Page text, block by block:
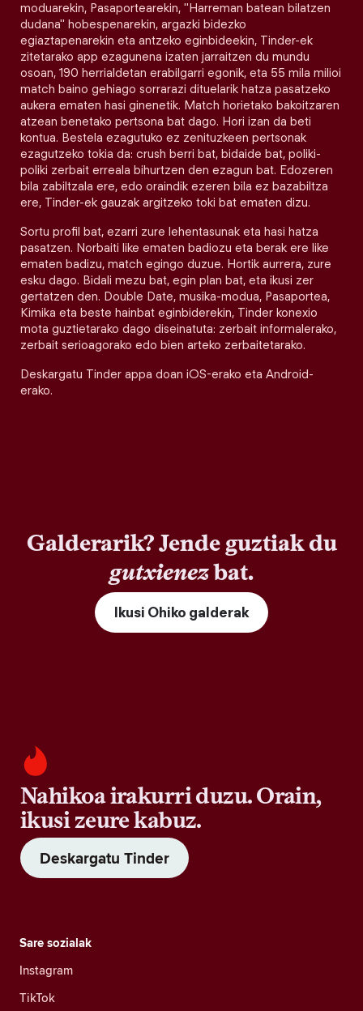
moduarekin, Pasaportearekin, "Harreman batean bilatzen
dudana" hobespenarekin, argazki bidezko
egiaztapenarekin eta antzeko eginbideekin, Tinder-ek
zitetarako app ezagunena izaten jarraitzen du mundu
osoan, 190 herrialdetan erabilgarri egonik, eta 55 mila milioi
match baino gehiago sorrarazi dituelarik hatza pasatzeko
aukera ematen hasi ginenetik. Match horietako bakoitzaren
atzean benetako pertsona bat dago. Hori izan da beti
kontua. Bestela ezagutuko ez zenituzkeen pertsonak
ezagutzeko tokia da: crush berri bat, bidaide bat, poliki-
poliki zerbait erreala bihurtzen den ezagun bat. Edozeren
bila zabiltzala ere, edo oraindik ezeren bila ez bazabiltza
ere, Tinder-ek gauzak argitzeko toki bat ematen dizu.
Sortu profil bat, ezarri zure lehentasunak eta hasi hatza
pasatzen. Norbaiti like ematen badiozu eta berak ere like
ematen badizu, match egingo duzue. Hortik aurrera, zure
esku dago. Bidali mezu bat, egin plan bat, eta ikusi zer
gertatzen den. Double Date, musika-modua, Pasaportea,
Kimika eta beste hainbat eginbiderekin, Tinder konexio
mota guztietarako dago diseinatuta: zerbait informalerako,
zerbait serioagorako edo bien arteko zerbaitetarako.
Deskargatu Tinder appa doan iOS-erako eta Android-
erako.
Galderarik? Jende guztiak du
gutxienezbat.
Ikusi Ohiko galderak
Nahikoa irakurri duzu. Orain,
ikusi zeure kabuz.
Deskargatu Tinder
Sare sozialak
Instagram
TikTok